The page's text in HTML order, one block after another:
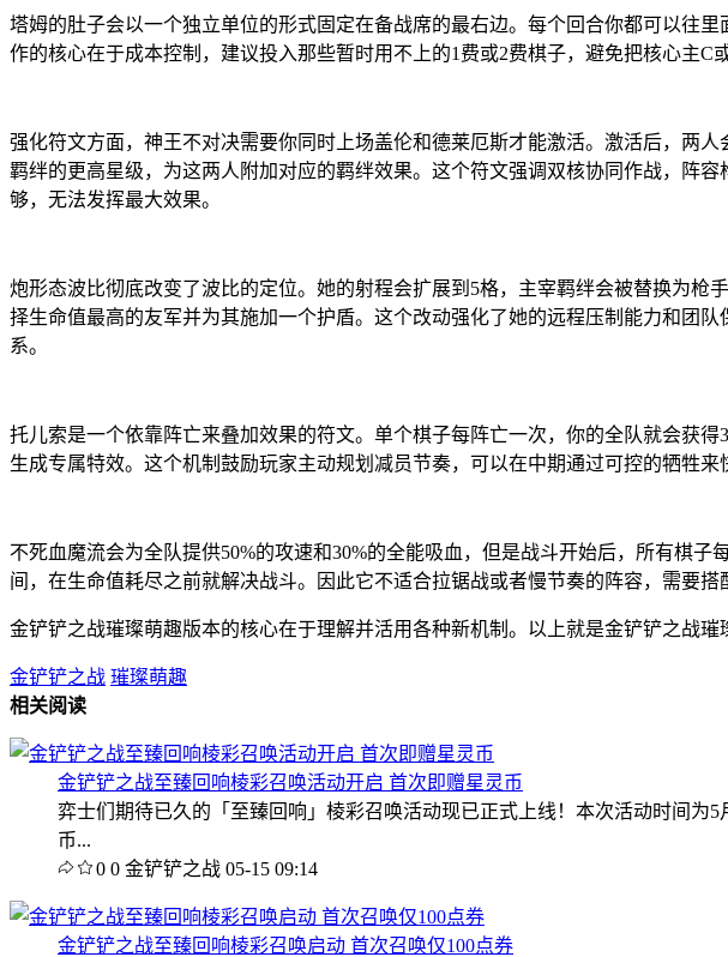
塔姆的肚子会以一个独立单位的形式固定在备战席的最右边。每个回合你都可以往
作的核心在于成本控制，建议投入那些暂时用不上的1费或2费棋子，避免把核心主C
强化符文方面，神王不对决需要你同时上场盖伦和德莱厄斯才能激活。激活后，两
羁绊的更高星级，为这两人附加对应的羁绊效果。这个符文强调双核协同作战，阵
够，无法发挥最大效果。
炮形态波比彻底改变了波比的定位。她的射程会扩展到5格，主宰羁绊会被替换为
择生命值最高的友军并为其施加一个护盾。这个改动强化了她的远程压制能力和团
系。
托儿索是一个依靠阵亡来叠加效果的符文。单个棋子每阵亡一次，你的全队就会获
生成专属特效。这个机制鼓励玩家主动规划减员节奏，可以在中期通过可控的牺牲
不死血魔流会为全队提供50%的攻速和30%的全能吸血，但是战斗开始后，所有棋
间，在生命值耗尽之前就解决战斗。因此它不适合拉锯战或者慢节奏的阵容，需要
金铲铲之战璀璨萌趣版本的核心在于理解并活用各种新机制。以上就是金铲铲之战
金铲铲之战 璀璨萌趣
相关阅读
金铲铲之战至臻回响棱彩召唤活动开启 首次即赠星灵币
弈士们期待已久的「至臻回响」棱彩召唤活动现已正式上线！本次活动时间为
币...
0 0 金铲铲之战 05-15 09:14
金铲铲之战至臻回响棱彩召唤启动 首次召唤仅100点券